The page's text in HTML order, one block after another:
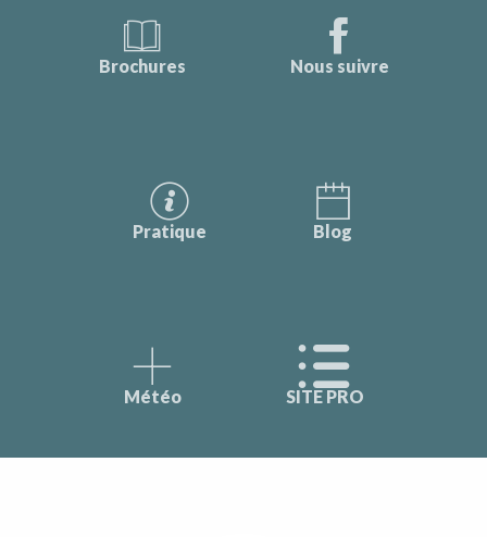
Brochures Nous suivre
Pratique Blog
Météo SITE PRO